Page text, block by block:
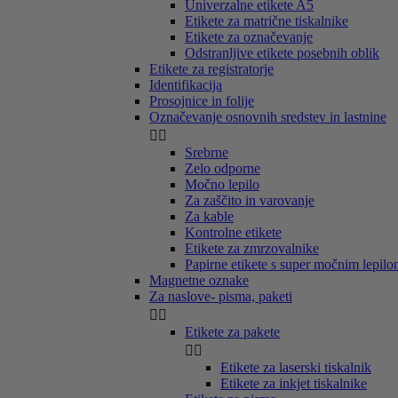
Univerzalne etikete A5
Etikete za matrične tiskalnike
Etikete za označevanje
Odstranljive etikete posebnih oblik
Etikete za registratorje
Identifikacija
Prosojnice in folije
Označevanje osnovnih sredstev in lastnine
 
Srebrne
Zelo odporne
Močno lepilo
Za zaščito in varovanje
Za kable
Kontrolne etikete
Etikete za zmrzovalnike
Papirne etikete s super močnim
Magnetne oznake
Za naslove- pisma, paketi
 
Etikete za pakete
 
Etikete za laserski tiskalnik
Etikete za inkjet tiskalnike